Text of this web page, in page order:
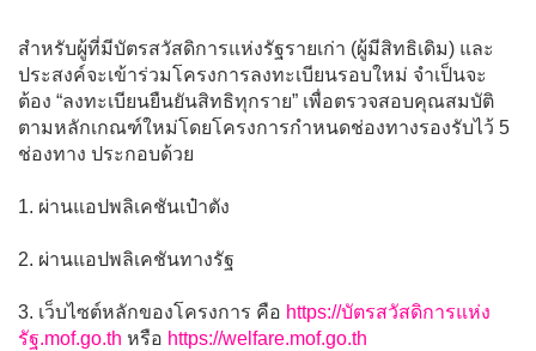
สำหรับผู้ที่มีบัตรสวัสดิการแห่งรัฐรายเก่า (ผู้มีสิทธิเดิม) และ
ประสงค์จะเข้าร่วมโครงการลงทะเบียนรอบใหม่ จำเป็นจะ
ต้อง “ลงทะเบียนยืนยันสิทธิทุกราย” เพื่อตรวจสอบคุณสมบัติ
ตามหลักเกณฑ์ใหม่โดยโครงการกำหนดช่องทางรองรับไว้ 5
ช่องทาง ประกอบด้วย
1. ผ่านแอปพลิเคชันเป๋าตัง
2. ผ่านแอปพลิเคชันทางรัฐ
3. เว็บไซต์หลักของโครงการ คือ https://บัตรสวัสดิการแห่ง
รัฐ.mof.go.th หรือ https://welfare.mof.go.th